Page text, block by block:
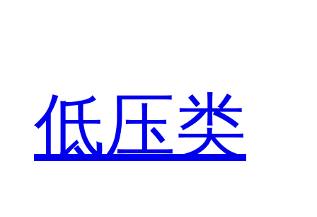
低压类